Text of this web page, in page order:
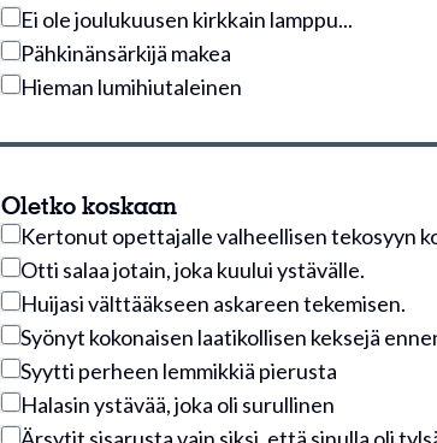
Ei ole joulukuusen kirkkain lamppu...
Pähkinänsärkijä makea
Hieman lumihiutaleinen
Oletko koskaan
Kertonut opettajalle valheellisen tekosyyn
Otti salaa jotain, joka kuului ystävälle.
Huijasi välttääkseen askareen tekemisen.
Syönyt kokonaisen laatikollisen keksejä
Syytti perheen lemmikkiä pierusta
Halasin ystävää, joka oli surullinen